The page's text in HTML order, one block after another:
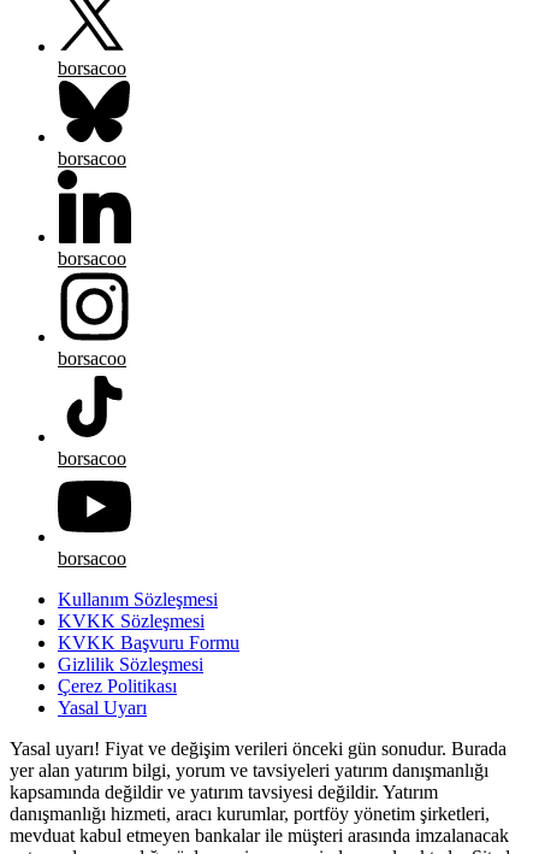
borsacoo
borsacoo
borsacoo
borsacoo
borsacoo
borsacoo
Kullanım Sözleşmesi
KVKK Sözleşmesi
KVKK Başvuru Formu
Gizlilik Sözleşmesi
Çerez Politikası
Yasal Uyarı
Yasal uyarı! Fiyat ve değişim verileri önceki gün sonudur. Burada
yer alan yatırım bilgi, yorum ve tavsiyeleri yatırım danışmanlığı
kapsamında değildir ve yatırım tavsiyesi değildir. Yatırım
danışmanlığı hizmeti, aracı kurumlar, portföy yönetim şirketleri,
mevduat kabul etmeyen bankalar ile müşteri arasında imzalanacak